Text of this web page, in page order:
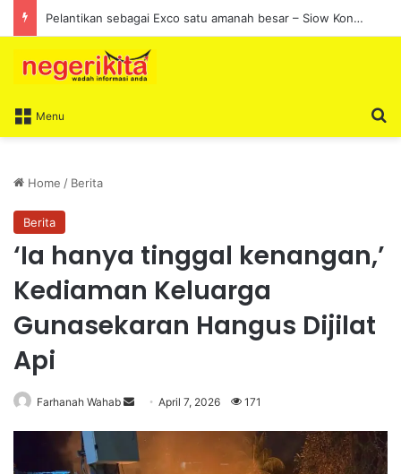
Pelantikan sebagai Exco satu amanah besar – Siow Kong Choon
Menu
Home / Berita
Berita
‘Ia hanya tinggal kenangan,’
Kediaman Keluarga
Gunasekaran Hangus Dijilat
Api
Farhanah Wahab
d
April 7, 2026 171